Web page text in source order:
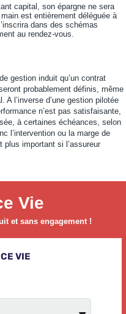
capital, son épargne ne sera
est entièrement déléguée à
dans des schémas
au rendez-vous.
gestion induit qu’un contrat
probablement définis, même
l’inverse d’une gestion pilotée
n’est pas satisfaisante,
à certaines échéances, selon
l’intervention ou la marge de
important si l’assureur
Vie
et sans engagement !